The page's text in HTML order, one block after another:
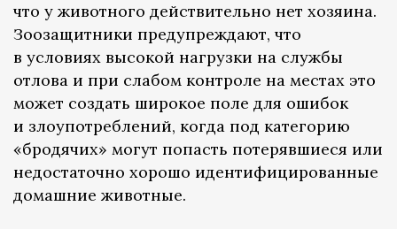
что у животного действительно нет хозяина.
Зоозащитники предупреждают, что
в условиях высокой нагрузки на службы
отлова и при слабом контроле на местах это
может создать широкое поле для ошибок
и злоупотреблений, когда под категорию
«бродячих» могут попасть потерявшиеся или
недостаточно хорошо идентифицированные
домашние животные.